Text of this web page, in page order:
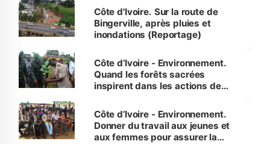
(Alassane Ouattara
Côte d'Ivoire. Sur la route de
Bingerville, après pluies et
inondations (Reportage)
Côte d’Ivoire - Environnement.
Quand les forêts sacrées
inspirent dans les actions de
Côte d’Ivoire - Environnement.
Donner du travail aux jeunes et
aux femmes pour assurer la